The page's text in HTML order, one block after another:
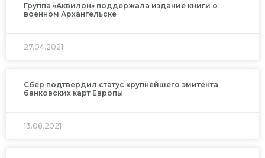
Группа «Аквилон» поддержала издание книги о
военном Архангельске
27.04.2021
Сбер подтвердил статус крупнейшего эмитента
банковских карт Европы
13.08.2021